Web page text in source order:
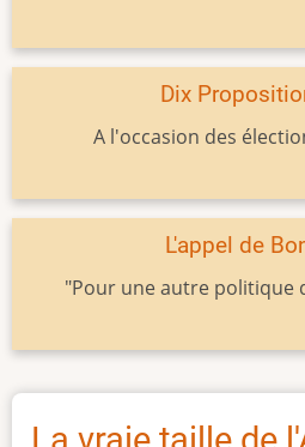
Dix
A l'occasion des
L'appel de
"Pour une autre politique